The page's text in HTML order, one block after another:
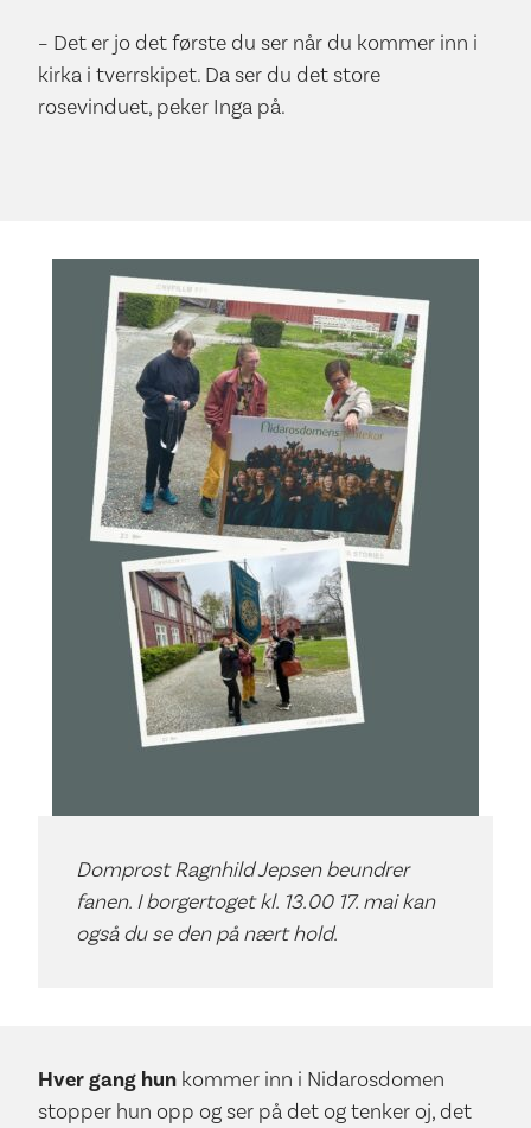
– Det er jo det første du ser når du kommer inn i
kirka i tverrskipet. Da ser du det store
rosevinduet, peker Inga på.
Domprost Ragnhild Jepsen beundrer
fanen. I borgertoget kl. 13.00 17. mai kan
også du se den på nært hold.
Hver gang hun kommer inn i Nidarosdomen
stopper hun opp og ser på det og tenker oj, det